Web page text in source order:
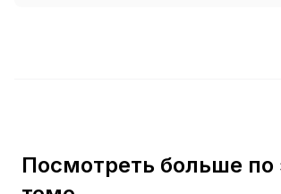
Посмотреть больше по